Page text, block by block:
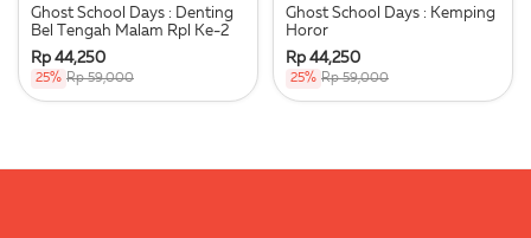
Ghost School Days : Denting
Bel Tengah Malam Rpl Ke-2
Rp 44,250
25% Rp 59,000
Ghost School Days : Kemping
Horor
Rp 44,250
25% Rp 59,000